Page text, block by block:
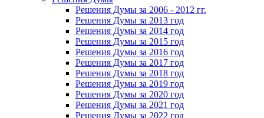
Решения Думы за 2006 - 2012 гг.
Решения Думы за 2013 год
Решения Думы за 2014 год
Решения Думы за 2015 год
Решения Думы за 2016 год
Решения Думы за 2017 год
Решения Думы за 2018 год
Решения Думы за 2019 год
Решения Думы за 2020 год
Решения Думы за 2021 год
Решения Думы за 2022 год